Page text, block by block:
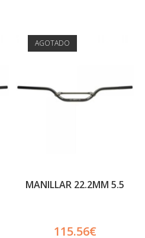
AGOTADO
MANILLAR 22.2MM 5.5
115.56€